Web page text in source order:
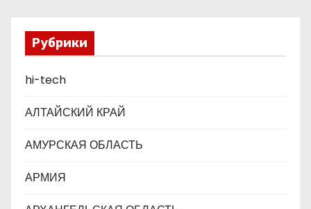
п
м
Рубрики
hi-tech
АЛТАЙСКИЙ КРАЙ
АМУРСКАЯ ОБЛАСТЬ
АРМИЯ